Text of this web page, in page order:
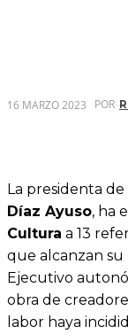
16 MARZO 2023 POR
La presidenta
Díaz Ayuso, ha
Cultura a 13
que alcanzan su
Ejecutivo
obra de
labor haya